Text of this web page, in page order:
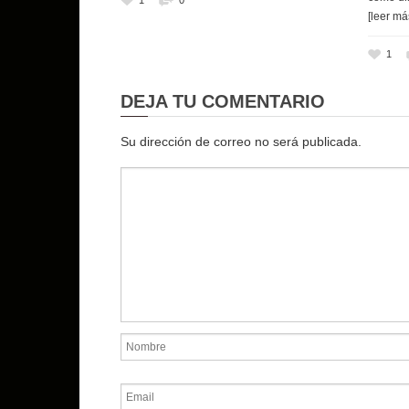
[leer
1
DEJA TU COMENTARIO
Su dirección de correo no será publicada.